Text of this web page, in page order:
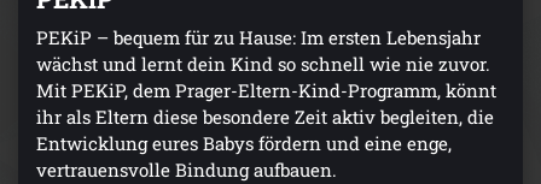
PEKiP – bequem für zu Hause: Im ersten Lebensjahr
wächst und lernt dein Kind so schnell wie nie zuvor.
Mit PEKiP, dem Prager-Eltern-Kind-Programm, könnt
ihr als Eltern diese besondere Zeit aktiv begleiten, die
Entwicklung eures Babys fördern und eine enge,
vertrauensvolle Bindung aufbauen.